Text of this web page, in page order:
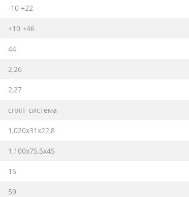
-10 +22
+10 +46
44
2,26
2,27
спліт-система
1,020х31х22,8
1,100х75,5х45
15
59